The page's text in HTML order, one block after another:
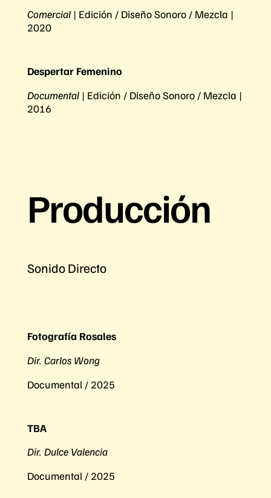
Comercial | Edición / Diseño Sonoro / Mezcla |
2020
Despertar Femenino
Documental | Edición / Diseño Sonoro / Mezcla |
2016
Producción
Sonido Directo
Fotografía Rosales
Dir. Carlos Wong
Documental / 2025
TBA
Dir. Dulce Valencia
Documental / 2025